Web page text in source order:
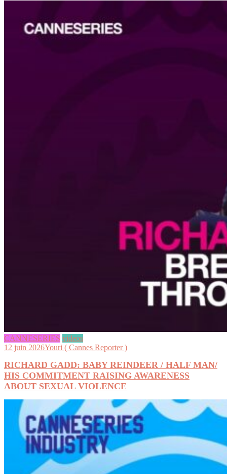
CANNESERIES videos
12 juin 2026Youri ( Cannes Reporter )
RICHARD GADD: BABY REINDEER / HALF MAN/
HIS COMMITMENT RAISING AWARENESS
ABOUT SEXUAL VIOLENCE